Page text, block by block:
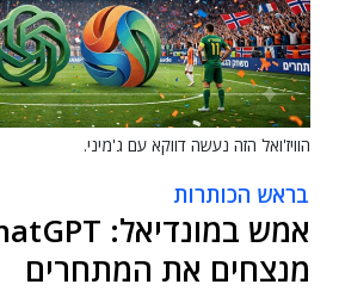
הוויז'ואל הזה נעשה דווקא עם ג'מיני.
בראש הכותרות
מנצחים את המתחרים